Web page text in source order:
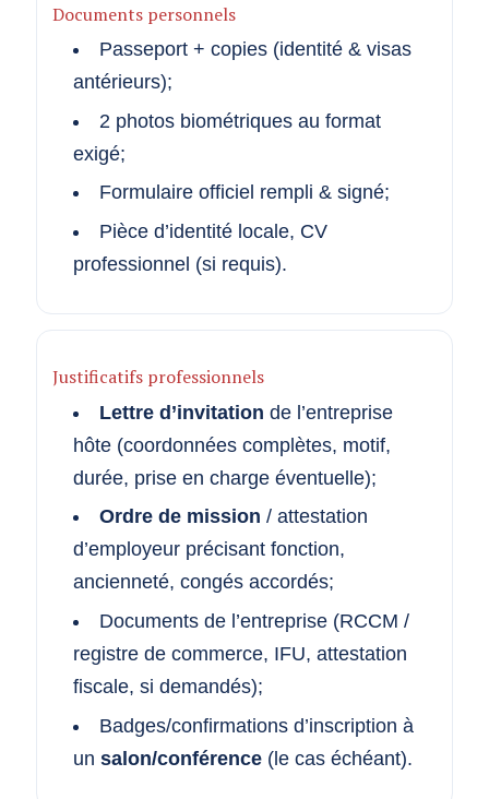
Documents personnels
Passeport + copies (identité & visas
antérieurs);
2 photos biométriques au format
exigé;
Formulaire officiel rempli & signé;
Pièce d’identité locale, CV
professionnel (si requis).
Justificatifs professionnels
Lettre d’invitation de l’entreprise
hôte (coordonnées complètes, motif,
durée, prise en charge éventuelle);
Ordre de mission / attestation
d’employeur précisant fonction,
ancienneté, congés accordés;
Documents de l’entreprise (RCCM /
registre de commerce, IFU, attestation
fiscale, si demandés);
Badges/confirmations d’inscription à
unsalon/conférence (le cas échéant).